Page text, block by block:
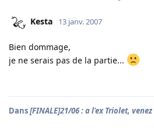
Kesta 13 janv. 2007
Bien dommage,
je ne serais pas de la partie...
Dans[FINALE]21/06 : a l'ex Triolet,